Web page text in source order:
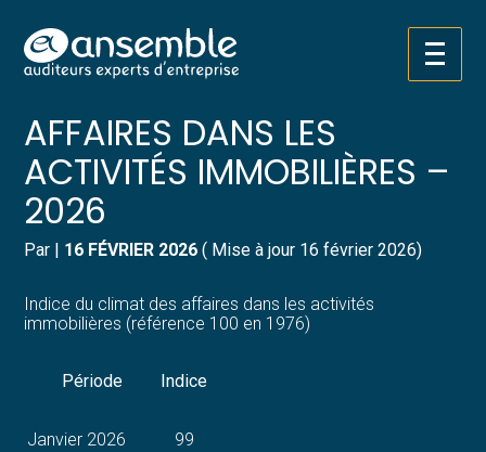
Aller
au
Créer et reprendre une activité
Gérer votre quotidien
Piloter votre entreprise
Développer votre entreprise
Structurer votre croissance
Être prêt pour la facturation
Pilotez votre gestion
Suivre votre comptabilité
Gérer vos ressources humaines
Dématérialiser vos documents
INDICE DU CLIMAT DES
AFFAIRES DANS LES
ACTIVITÉS IMMOBILIÈRES –
2026
Par | 16 FÉVRIER 2026 ( Mise à jour 16 février 2026)
Indice du climat des affaires dans les activités
immobilières (référence 100 en 1976)
Période Indice
Janvier 2026 99